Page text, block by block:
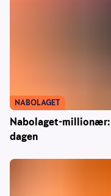
Nabolaget-millionær:
dagen
NABOLAGET